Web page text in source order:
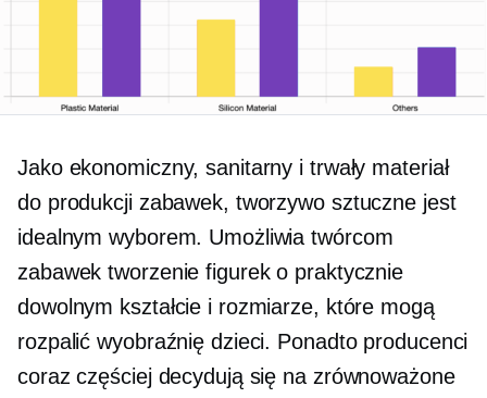
Jako ekonomiczny, sanitarny i trwały materiał
do produkcji zabawek, tworzywo sztuczne jest
idealnym wyborem. Umożliwia twórcom
zabawek tworzenie figurek o praktycznie
dowolnym kształcie i rozmiarze, które mogą
rozpalić wyobraźnię dzieci. Ponadto producenci
coraz częściej decydują się na zrównoważone